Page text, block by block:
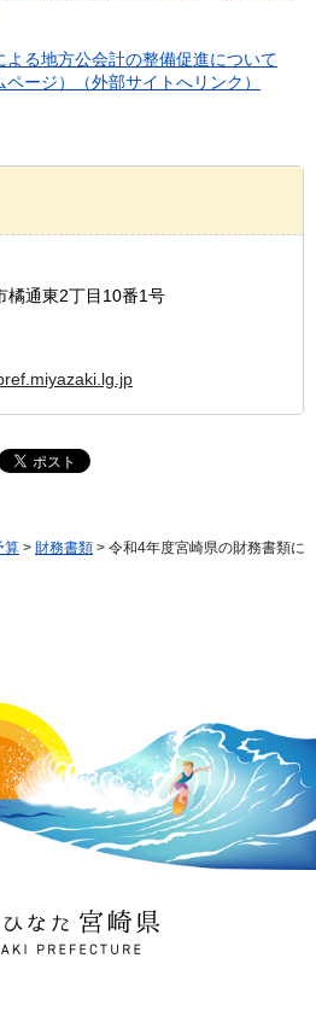
よる地方公会計の整備促進について
ページ）（外部サイトへリンク）
通東2丁目10番1号
算 > 財務書類 > 令和4年度宮崎県の財務書類に
た 宮崎県
PREFECTURE